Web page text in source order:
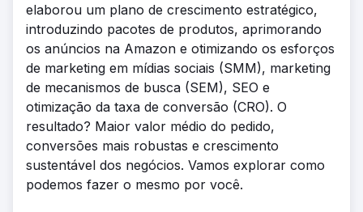
elaborou um plano de crescimento estratégico,
introduzindo pacotes de produtos, aprimorando
os anúncios na Amazon e otimizando os esforços
de marketing em mídias sociais (SMM), marketing
de mecanismos de busca (SEM), SEO e
otimização da taxa de conversão (CRO). O
resultado? Maior valor médio do pedido,
conversões mais robustas e crescimento
sustentável dos negócios. Vamos explorar como
podemos fazer o mesmo por você.